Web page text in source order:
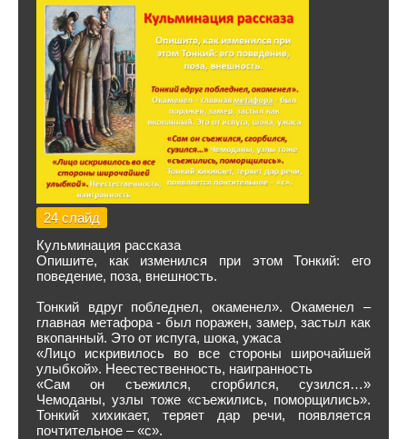
24 слайд
Кульминация рассказа
Опишите, как изменился при этом Тонкий: его
поведение, поза, внешность.
Тонкий вдруг побледнел, окаменел». Окаменел –
главная метафора - был поражен, замер, застыл как
вкопанный. Это от испуга, шока, ужаса
«Лицо искривилось во все стороны широчайшей
улыбкой». Неестественность, наигранность
«Сам он съежился, сгорбился, сузился…»
Чемоданы, узлы тоже «съежились, поморщились».
Тонкий хихикает, теряет дар речи, появляется
почтительное – «с».